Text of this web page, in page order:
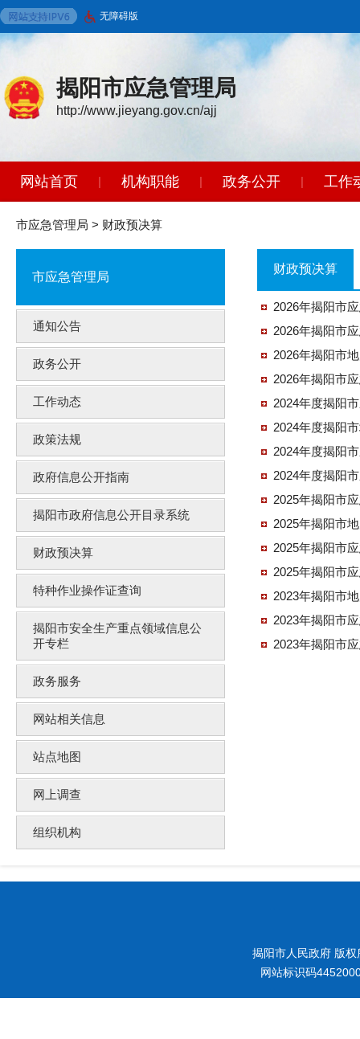
无障碍版
揭阳市应急管理局
http://www.jieyang.gov.cn/ajj
网站首页 | 机构职能 | 政务公开 | 工作
市应急管理局 > 财政预决算
市应急管理局
通知公告
政务公开
工作动态
政策法规
政府信息公开指南
揭阳市政府信息公开目录系统
财政预决算
特种作业操作证查询
揭阳市安全生产重点领域信息公
开专栏
政务服务
网站相关信息
站点地图
网上调查
组织机构
财政预决算
2026年揭阳市
2026年揭阳市
2026年揭阳市
2026年揭阳市
2024年度揭阳
2024年度揭阳
2024年度揭阳
2024年度揭阳
2025年揭阳市
2025年揭阳市
2025年揭阳市
2025年揭阳市
2023年揭阳市
2023年揭阳市
2023年揭阳市
揭阳市人民政府 版
网站标识码